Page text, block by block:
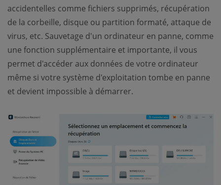
accidentelles comme fichiers supprimés, récupération
de la corbeille, disque ou partition formaté, attaque de
virus, etc. Sauvetage d'un ordinateur en panne, comme
une fonction supplémentaire et importante, il vous
permet d'accéder aux données de votre ordinateur
même si votre système d'exploitation tombe en panne
et devient impossible à démarrer.